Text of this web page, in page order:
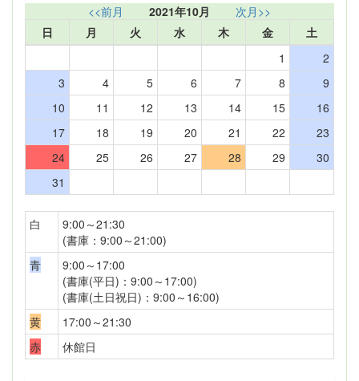
<<前月 2021年10月
次月>>
日
月 火 水 木 金
土
1
2
3
4 5 6 7 8
9
10
11 12 13 14 15
16
17
18 19 20 21 22
23
24
25 26 27 28 29
30
31
白
9:00～21:30
(書庫：9:00～21:00)
青
9:00～17:00
(書庫(平日)：9:00～17:00)
(書庫(土日祝日)：9:00～16:00)
黄
17:00～21:30
赤
休館日